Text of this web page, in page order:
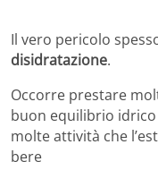
Il vero pericolo
disidratazione.
Occorre prestare
buon equilibrio
molte attività che
bere